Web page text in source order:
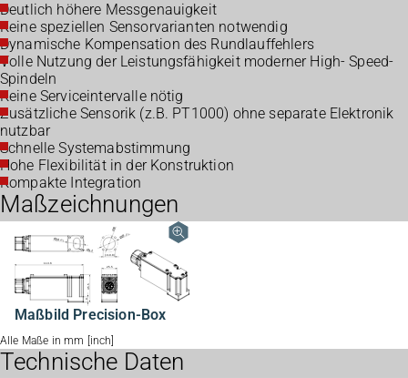
Deutlich höhere Messgenauigkeit
Keine speziellen Sensorvarianten notwendig
Dynamische Kompensation des Rundlauffehlers
Volle Nutzung der Leistungsfähigkeit moderner High- Speed-
Spindeln
Keine Serviceintervalle nötig
Zusätzliche Sensorik (z.B. PT1000) ohne separate Elektronik
nutzbar
Schnelle Systemabstimmung
Hohe Flexibilität in der Konstruktion
Kompakte Integration
Maßzeichnungen
Maßbild Precision-Box
Alle Maße in mm [inch]
Technische Daten